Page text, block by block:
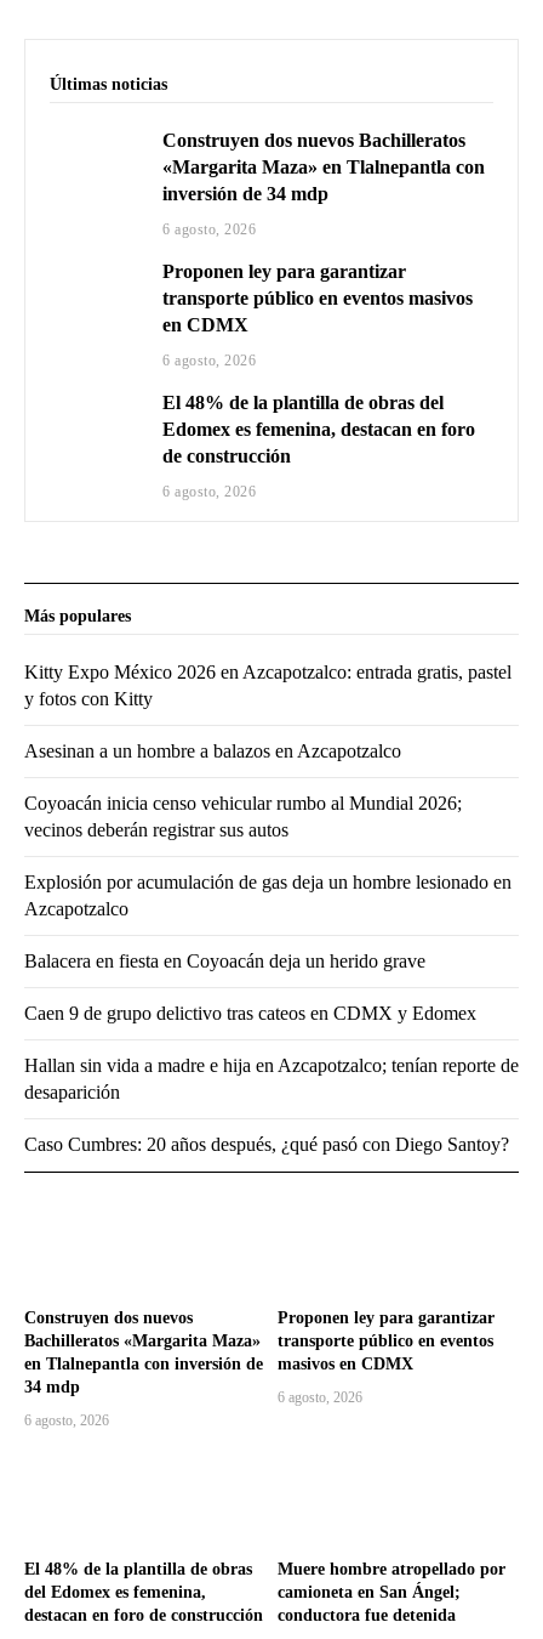
Últimas noticias
Construyen dos nuevos Bachilleratos
«Margarita Maza» en Tlalnepantla con
inversión de 34 mdp
6 agosto, 2026
Proponen ley para garantizar
transporte público en eventos masivos
en CDMX
6 agosto, 2026
El 48% de la plantilla de obras del
Edomex es femenina, destacan en foro
de construcción
6 agosto, 2026
Construyen dos nuevos
Bachilleratos «Margarita Maza»
en Tlalnepantla con inversión de
34 mdp
6 agosto, 2026
Proponen ley para garantizar
transporte público en eventos
masivos en CDMX
6 agosto, 2026
El 48% de la plantilla de obras
del Edomex es femenina,
destacan en foro de construcción
Muere hombre atropellado por
camioneta en San Ángel;
conductora fue detenida
Más populares
Kitty Expo México 2026 en Azcapotzalco: entrada gratis, pastel
y fotos con Kitty
Asesinan a un hombre a balazos en Azcapotzalco
Coyoacán inicia censo vehicular rumbo al Mundial 2026;
vecinos deberán registrar sus autos
Explosión por acumulación de gas deja un hombre lesionado en
Azcapotzalco
Balacera en fiesta en Coyoacán deja un herido grave
Caen 9 de grupo delictivo tras cateos en CDMX y Edomex
Hallan sin vida a madre e hija en Azcapotzalco; tenían reporte de
desaparición
Caso Cumbres: 20 años después, ¿qué pasó con Diego Santoy?